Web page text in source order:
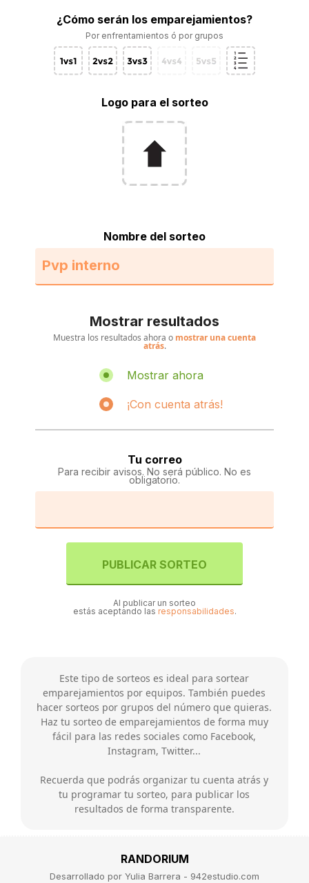
¿Cómo serán los emparejamientos?
Por enfrentamientos ó por grupos
Logo para el sorteo
Nombre del sorteo
Mostrar resultados
Muestra los resultados ahora o mostrar una cuenta
atrás.
Mostrar ahora
¡Con cuenta atrás!
Tu correo
Para recibir avisos. No será público. No es
obligatorio.
PUBLICAR SORTEO
Al publicar un sorteo
estás aceptando las responsabilidades.
Este tipo de sorteos es ideal para sortear
emparejamientos por equipos. También puedes
hacer sorteos por grupos del número que quieras.
Haz tu sorteo de emparejamientos de forma muy
fácil para las redes sociales como Facebook,
Instagram, Twitter...
Recuerda que podrás organizar tu cuenta atrás y
tu programar tu sorteo, para publicar los
resultados de forma transparente.
RANDORIUM
Desarrollado por Yulia Barrera - 942estudio.com